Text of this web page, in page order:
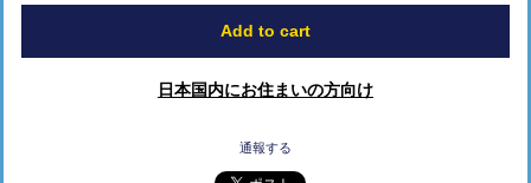
Add to cart
日本国内にお住まいの方向け
通報する